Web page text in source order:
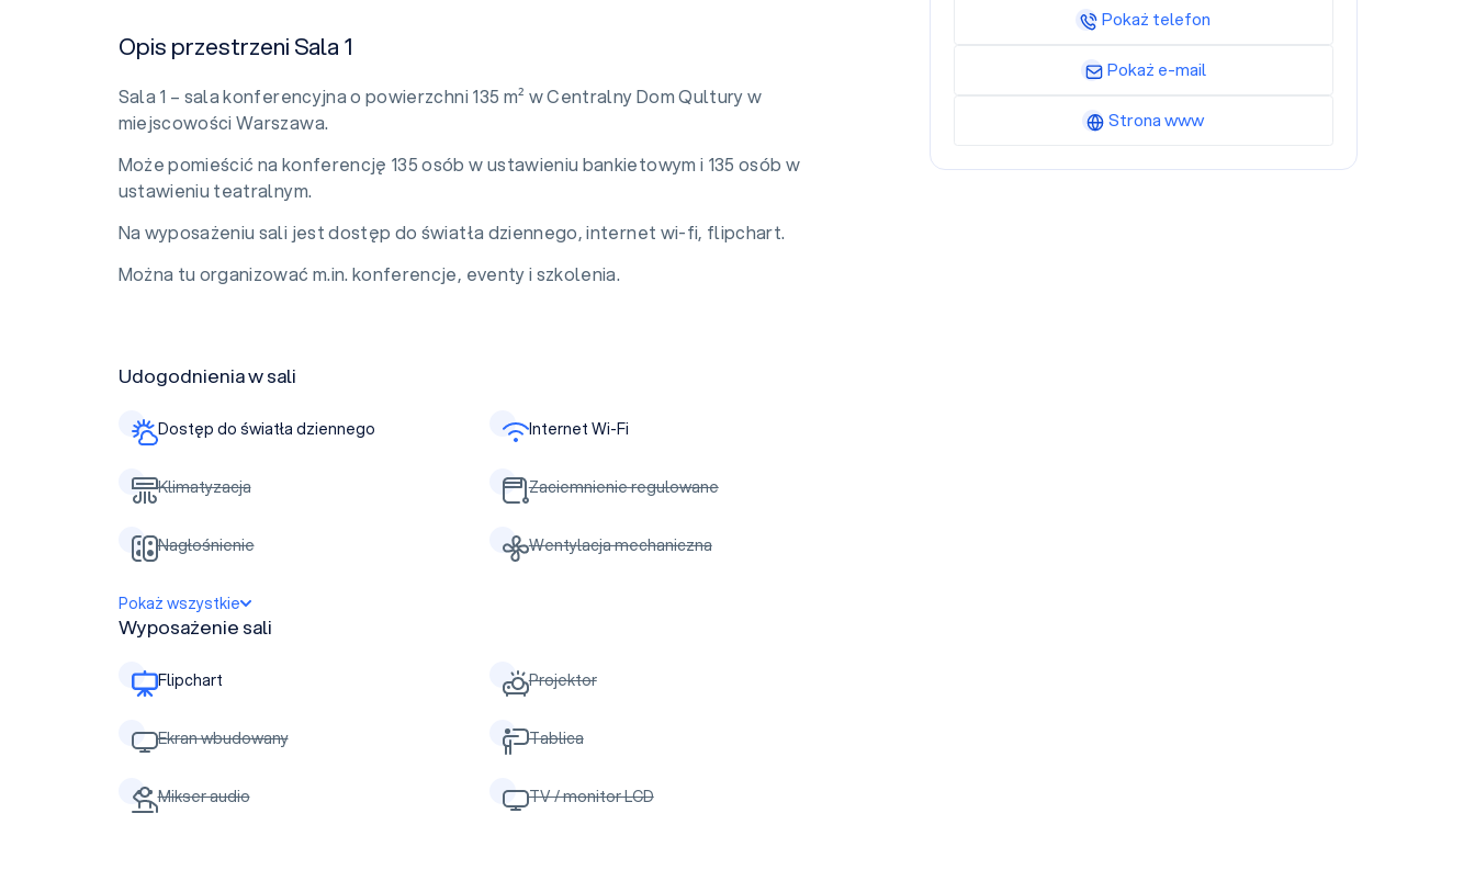
Opis przestrzeni Sala 1
Sala 1 – sala konferencyjna o powierzchni 135 m² w Centralny Dom Qultury w
miejscowości Warszawa.
Może pomieścić na konferencję 135 osób w ustawieniu bankietowym i 135 osób w
ustawieniu teatralnym.
Na wyposażeniu sali jest dostęp do światła dziennego, internet wi-fi, flipchart.
Można tu organizować m.in. konferencje, eventy i szkolenia.
Udogodnienia w sali
Dostęp do światła dziennego Internet Wi-Fi
Klimatyzacja Zaciemnienie regulowane
Nagłośnienie Wentylacja mechaniczna
Pokaż wszystkie
Wyposażenie sali
Flipchart Projektor
Ekran wbudowany Tablica
Mikser audio TV / monitor LCD
Pokaż telefon
Pokaż e-mail
Strona www